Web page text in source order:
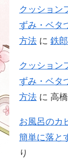
クッション
ずみ・ベタ
方法 に 鉄郎
クッション
ずみ・ベタ
方法 に 高橋
お風呂のカ
簡単に落と
り